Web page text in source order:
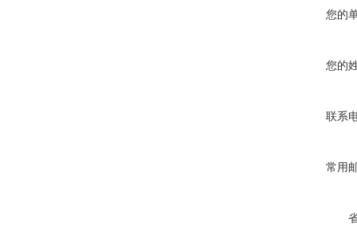
您的
您的
联系
常用